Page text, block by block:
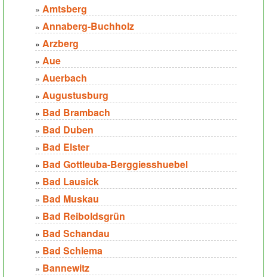
» Amtsberg
» Annaberg-Buchholz
» Arzberg
» Aue
» Auerbach
» Augustusburg
» Bad Brambach
» Bad Duben
» Bad Elster
» Bad Gottleuba-Berggiesshuebel
» Bad Lausick
» Bad Muskau
» Bad Reiboldsgrün
» Bad Schandau
» Bad Schlema
» Bannewitz